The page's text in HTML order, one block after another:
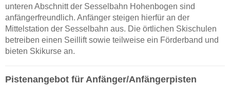
unteren Abschnitt der Sesselbahn Hohenbogen sind
anfängerfreundlich. Anfänger steigen hierfür an der
Mittelstation der Sesselbahn aus. Die örtlichen Skischulen
betreiben einen Seillift sowie teilweise ein Förderband und
bieten Skikurse an.
Pistenangebot für Anfänger/Anfängerpisten